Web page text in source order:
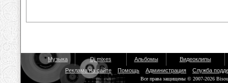
Музыка Dj mixes Альбомы
Видеоклипы
Реклама на сайте
Помощь Администрация Служба
Все права защищены © 2007-2026